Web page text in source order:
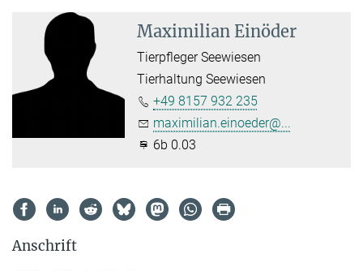
Maximilian Einöder
Tierpfleger Seewiesen
Tierhaltung Seewiesen
+49 8157 932 235
maximilian.einoeder@...
6b 0.03
Anschrift